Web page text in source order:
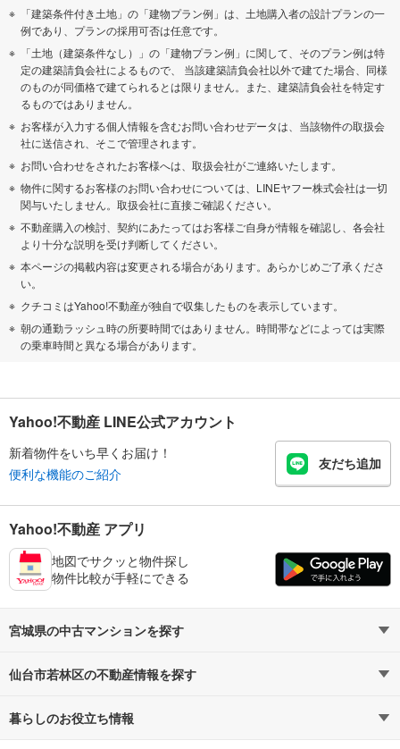
「建築条件付き土地」の「建物プラン例」は、土地購入者の設計プランの一
例であり、プランの採用可否は任意です。
「土地（建築条件なし）」の「建物プラン例」に関して、そのプラン例は特
定の建築請負会社によるもので、 当該建築請負会社以外で建てた場合、同様
のものが同価格で建てられるとは限りません。また、建築請負会社を特定す
るものではありません。
お客様が入力する個人情報を含むお問い合わせデータは、当該物件の取扱会
社に送信され、そこで管理されます。
お問い合わせをされたお客様へは、取扱会社がご連絡いたします。
物件に関するお客様のお問い合わせについては、LINEヤフー株式会社は一切
関与いたしません。取扱会社に直接ご確認ください。
不動産購入の検討、契約にあたってはお客様ご自身が情報を確認し、各会社
より十分な説明を受け判断してください。
本ページの掲載内容は変更される場合があります。あらかじめご了承くださ
い。
クチコミはYahoo!不動産が独自で収集したものを表示しています。
朝の通勤ラッシュ時の所要時間ではありません。時間帯などによっては実際
の乗車時間と異なる場合があります。
Yahoo!不動産 LINE公式アカウント
新着物件をいち早くお届け！
便利な機能のご紹介
友だち追加
Yahoo!不動産 アプリ
地図でサクッと物件探し
物件比較が手軽にできる
宮城県の中古マンションを探す
路線・駅から探す
通勤・通学時間から探す
仙台市若林区の不動産情報を探す
不動産・住宅
暮らしのお役立ち情報